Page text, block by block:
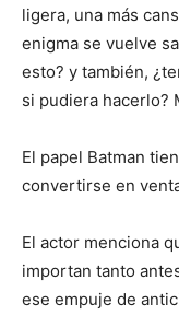
ligera, una más
enigma se vuelve
esto? y también,
si pudiera hacerlo?
El papel Batman
convertirse en
El actor menciona
importan tanto
ese empuje de